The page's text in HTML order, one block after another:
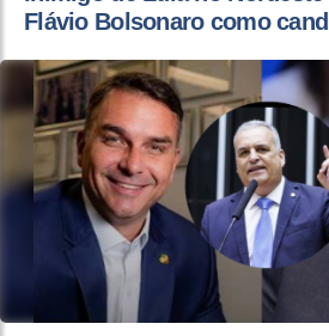
Flávio Bolsonaro como